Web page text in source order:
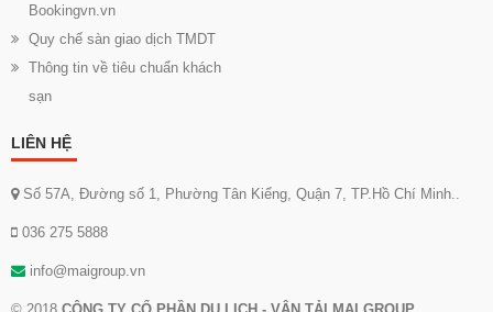
Bookingvn.vn
Quy chế sàn giao dịch TMDT
Thông tin về tiêu chuẩn khách
sạn
LIÊN HỆ
Số 57A, Đường số 1, Phường Tân Kiểng, Quận 7, TP.Hồ Chí Minh..
036 275 5888
info@maigroup.vn